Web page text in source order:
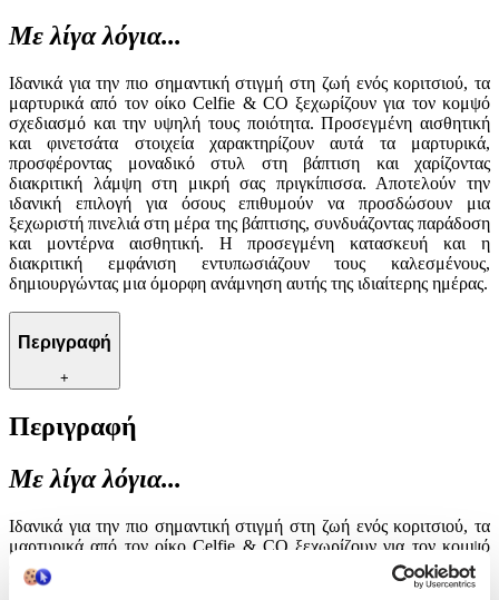
Με λίγα λόγια...
Ιδανικά για την πιο σημαντική στιγμή στη ζωή ενός κοριτσιού, τα
μαρτυρικά από τον οίκο Celfie & CO ξεχωρίζουν για τον κομψό
σχεδιασμό και την υψηλή τους ποιότητα. Προσεγμένη αισθητική
και φινετσάτα στοιχεία χαρακτηρίζουν αυτά τα μαρτυρικά,
προσφέροντας μοναδικό στυλ στη βάπτιση και χαρίζοντας
διακριτική λάμψη στη μικρή σας πριγκίπισσα. Αποτελούν την
ιδανική επιλογή για όσους επιθυμούν να προσδώσουν μια
ξεχωριστή πινελιά στη μέρα της βάπτισης, συνδυάζοντας παράδοση
και μοντέρνα αισθητική. Η προσεγμένη κατασκευή και η
διακριτική εμφάνιση εντυπωσιάζουν τους καλεσμένους,
δημιουργώντας μια όμορφη ανάμνηση αυτής της ιδιαίτερης ημέρας.
Περιγραφή
+
Περιγραφή
Με λίγα λόγια...
Ιδανικά για την πιο σημαντική στιγμή στη ζωή ενός κοριτσιού, τα
μαρτυρικά από τον οίκο Celfie & CO ξεχωρίζουν για τον κομψό
σχεδιασμό και την υψηλή τους ποιότητα. Προσεγμένη αισθητική
και φινετσάτα στοιχεία χαρακτηρίζουν αυτά τα μαρτυρικά,